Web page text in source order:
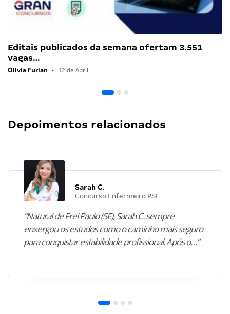
Editais publicados da semana ofertam 3.551
vagas…
Olivia Furlan • 12 de Abril
Depoimentos relacionados
Sarah C.
Concurso Enfermeiro PSF
“Natural de Frei Paulo (SE), Sarah C. sempre
enxergou os estudos como o caminho mais seguro
para conquistar estabilidade profissional. Após o…”